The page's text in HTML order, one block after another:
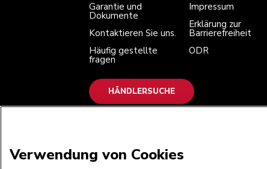
Garantie und
Dokumente
Kontaktieren Sie uns.
Häufig gestellte
fragen
Impressum
Erklärung zur
Barrierefreiheit
ODR
HÄNDLERSUCHE
Verwendung von Cookies